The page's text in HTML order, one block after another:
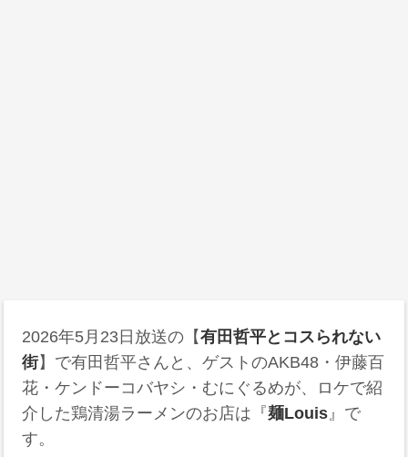
2026年5月23日 放送の【有田哲平とコスられない
街】で有田哲平さんと、ゲストのAKB48・伊藤百
花・ケンドーコバヤシ・むにぐるめが、ロケで紹
介した鶏清湯ラーメンのお店は『麺Louis』で
す。